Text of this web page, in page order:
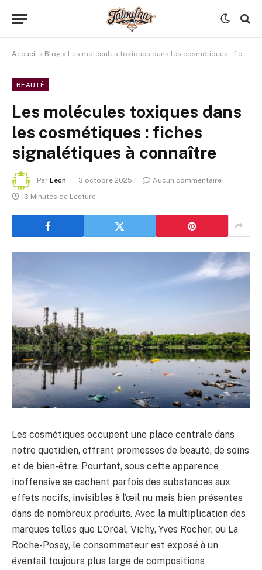
Accueil » Blog » Les molécules toxiques dans les cosmétiques : fiches signalétiques à connaître
BEAUTÉ
Les molécules toxiques dans
les cosmétiques : fiches
signalétiques à connaître
Par Leon 3 octobre 2025
Aucun commentaire
13 Minutes de Lecture
Les cosmétiques occupent une place centrale dans
notre quotidien, offrant promesses de beauté, de soins
et de bien-être. Pourtant, sous cette apparence
inoffensive se cachent parfois des substances aux
effets nocifs, invisibles à l’œil nu mais bien présentes
dans de nombreux produits. Avec la multiplication des
marques telles que L’Oréal, Vichy, Yves Rocher, ou La
Roche-Posay, le consommateur est exposé à un
éventail toujours plus large de compositions